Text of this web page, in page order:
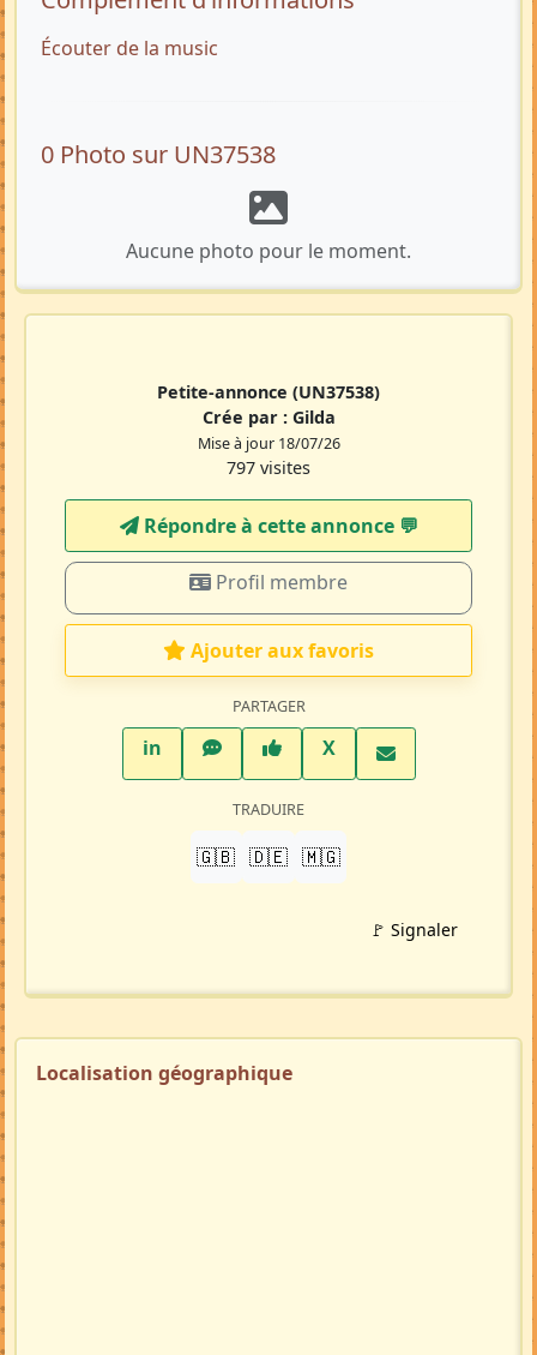
Écouter de la music
0 Photo sur UN37538
Aucune photo pour le moment.
Petite-annonce (UN37538)
Crée par : Gilda
Mise à jour 18/07/26
797 visites
Répondre à cette annonce 💬​
Profil membre
Ajouter aux favoris
PARTAGER
inLinkedInWhatsAppFacebook
XTwitter X
TRADUIRE
🇬🇧 🇩🇪 🇲🇬
🚩 Signaler
Localisation géographique